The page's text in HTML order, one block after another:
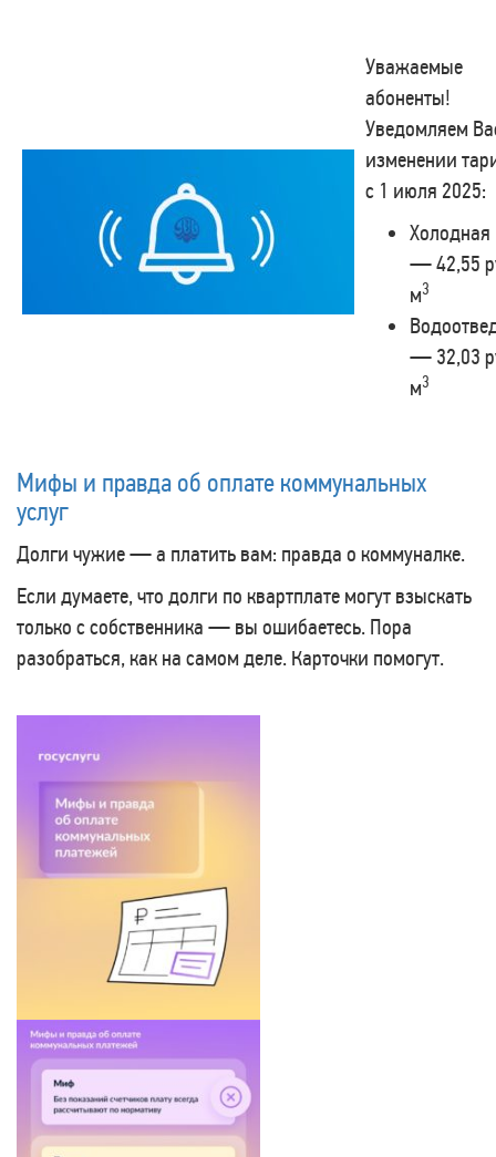
Уважаемые
абоненты!
Уведомляем
изменении
с 1 июля 2025:
Холодная
— 42,55
м3
— 32,03
м3
Мифы и правда об оплате коммунальных
услуг
Долги чужие — а платить вам: правда о коммуналке.
Если думаете, что долги по квартплате могут взыскать
только с собственника — вы ошибаетесь. Пора
разобраться, как на самом деле. Карточки помогут.